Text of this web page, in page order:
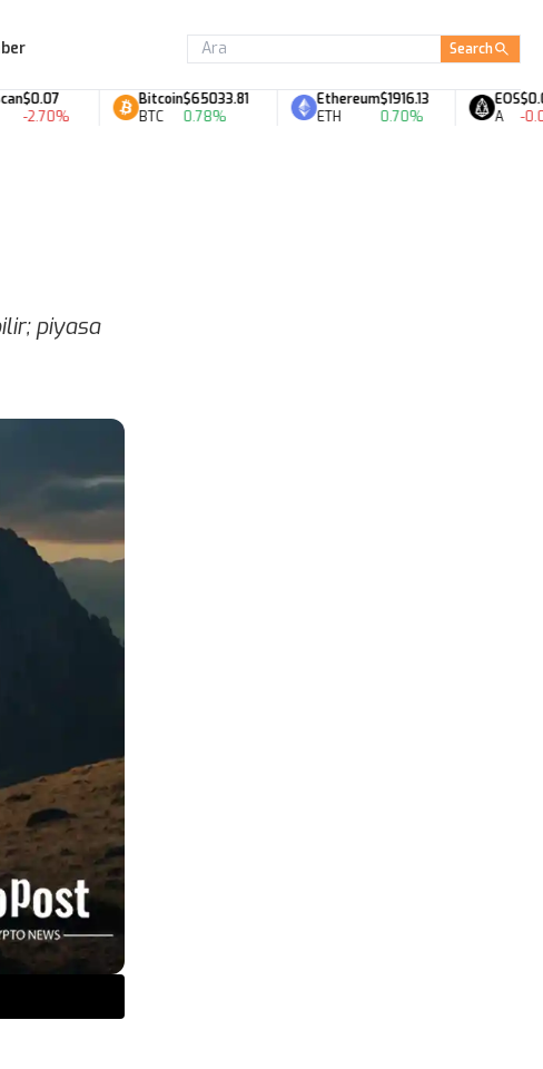
Search
-2.70%
Bitcoin
BTC
$65033.81
0.78%
Ethereum
ETH
$1916.13
0.70%
EOS
A
$0.07
-0.03%
piyasa